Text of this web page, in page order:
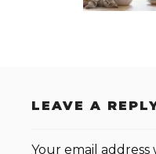
LEAVE A
Your email